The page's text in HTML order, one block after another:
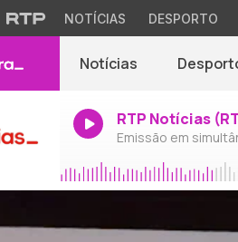
NOTÍCIAS DESPORTO
Notícias
RTP Notícias
Emissão em